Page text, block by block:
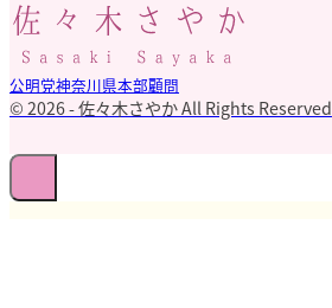
公明党神奈川県本部顧問
© 2026 - 佐々木さやか All Rights Reserved